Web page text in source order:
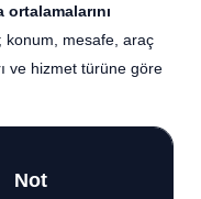
konum, mesafe, araç
ve hizmet türüne göre
Not